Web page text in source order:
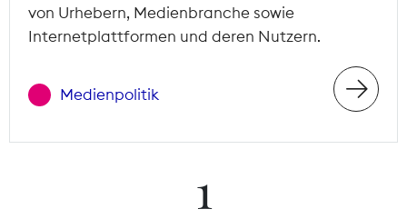
von Urhebern, Medienbranche sowie
Internetplattformen und deren Nutzern.
Medienpolitik
1